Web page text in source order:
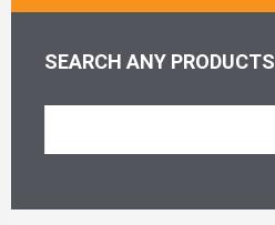
SEARCH ANY PRODUCTS